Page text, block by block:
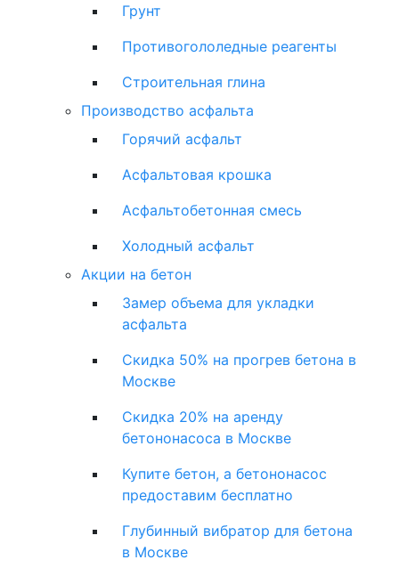
Грунт
Противогололедные реагенты
Строительная глина
Производство асфальта
Горячий асфальт
Асфальтовая крошка
Асфальтобетонная смесь
Холодный асфальт
Акции на бетон
Замер объема для укладки
асфальта
Скидка 50% на прогрев бетона в
Москве
Скидка 20% на аренду
бетононасоса в Москве
Купите бетон, а бетононасос
предоставим бесплатно
Глубинный вибратор для бетона
в Москве